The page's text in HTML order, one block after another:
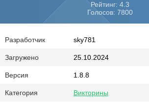
Рейтинг: 4.3
Голосов: 7800
Разработчик sky781
Загружено 25.10.2024
Версия 1.8.8
Категория Викторины